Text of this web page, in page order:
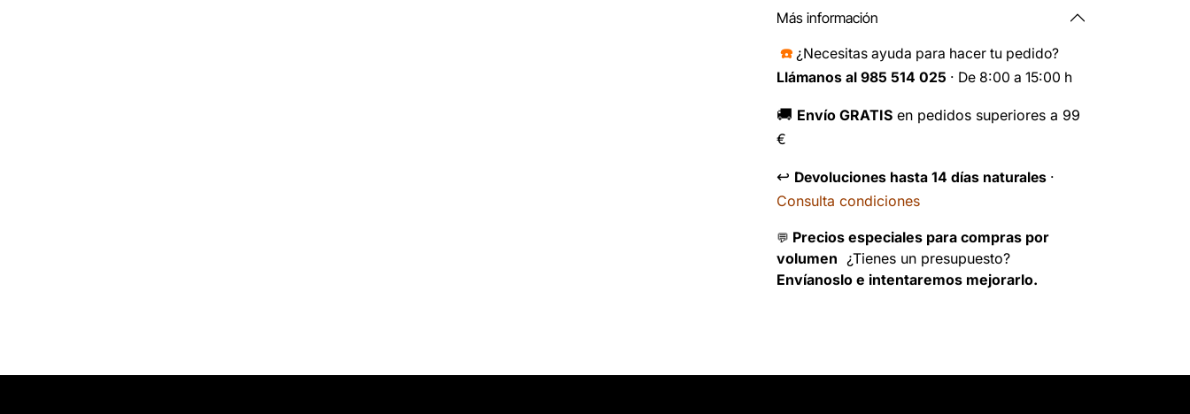
Más información
☎️ ¿Necesitas ayuda para hacer tu pedido?
Llámanos al 985 514 025 · De 8:00 a 15:00 h
🚚 Envío GRATIS en pedidos superiores a 99
€
↩️ Devoluciones hasta 14 días naturales ·
Consulta condiciones
💬 Precios especiales para compras por
volumen ¿Tienes un presupuesto?
Envíanoslo e intentaremos mejorarlo.